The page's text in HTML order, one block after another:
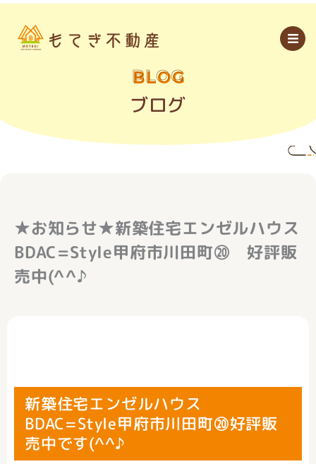
内
BLOG
ブログ
★お知らせ★新築住宅エンゼルハウス
BDAC=Style甲府市川田町⑳ 好評販
売中(^^♪
新築住宅エンゼルハウス
BDAC=Style甲府市川田町⑳好評販
売中です(^^♪